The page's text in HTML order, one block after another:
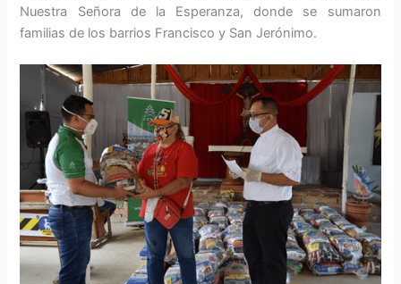
Nuestra Señora de la Esperanza, donde se sumaron
familias de los barrios Francisco y San Jerónimo.